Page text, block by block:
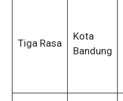
Tiga Rasa
Kota
Bandung